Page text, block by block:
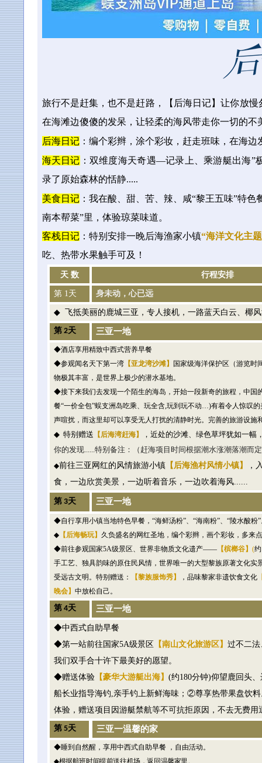
旅行不是赶集，也不是赶路，【后海日记】让你放
在海滩边傻傻的发呆，让轻柔的海风带走你一切的不
后海日记：编个彩辫，涂个彩妆，赶走班味，在海边
海天日记 ： 双维度海天奇遇—记录上、乘游艇出海”
录了原始森林的恬静.....
美食日记：我在酸、甜、苦、辣、咸“黎王五味”特色
南本帮菜”里，体验琼菜味道。
客栈日记：特别安排一晚后海渔家小镇“海洋文化主
吃、热带水果触手可及！
天 数 行程安排
第1天 身未动，心已远
◆ 飞抵美丽的鹿城三亚，专人接机，一路蓝天白云、椰
第2天 三亚一地
◆酒店享用精致中西式营养早餐
◆参观闻名天下第一湾【亚龙湾沙滩】
国家级海洋保护区（游览时
物极其丰富，是世界上极少的潜水基地。
◆接下来我们去发现一个陌生的海岛，开始一段新奇的旅程，中国
餐“一价全包”蜈支洲岛吃乘、玩全含,玩到玩不动…)有着令人惊叹
声喧扰，而这里却可以享受无人打扰的清静时光。完善的旅游设施
◆ 特别赠送 【后海湾赶海】
，近处的沙滩、绿色草坪犹如一幅
你的发现......特别备注：（赶海项目时间根据潮水涨潮落潮而
◆前往三亚网红的风情旅游小镇【后海渔村风情小镇】
，
食，一边欣赏美景，一边听着音乐，一边吹着海风......
第3天 三亚一地
◆自行享用小镇当地特色早餐，“海鲜汤粉”、“海南粉”、“陵水酸粉”
◆【后海畅玩】 久负盛名的网红圣地，编个彩辫，画个彩妆，多来
◆前往参观国家5A级景区、世界非物质文化遗产——【槟榔谷】 (约
手工艺、独具韵味的原住民风情，世界唯一的大型黎族原著文化实
受远古文明。特别赠送：
【黎族服饰秀】 ，品味黎家非遗饮食文化
晚会】 中放松自己。
第4天 三亚一地
◆中西式自助早餐
◆第一站前往国家5A级景区 【南山文化旅游区】 过不二
我们双手合十许下最美好的愿望。
◆赠送体验【豪华大游艇出海】 (约180分钟)仰望鹿回头
船长业指导海钓,亲手钓上新鲜海味；②尊享热带果盘饮
体验，赠送项目因游艇禁航等不可抗拒原因，不去无费用
第5天 三亚一温馨的家
◆睡到自然醒，享用中西式自助早餐 ，自由活动。
◆根据航班时间提前送往机场，返回温馨家里。